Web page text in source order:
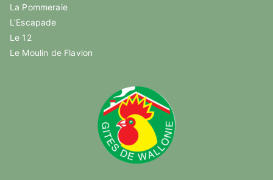
La Pommeraie
L’Escapade
Le 12
Le Moulin de Flavion